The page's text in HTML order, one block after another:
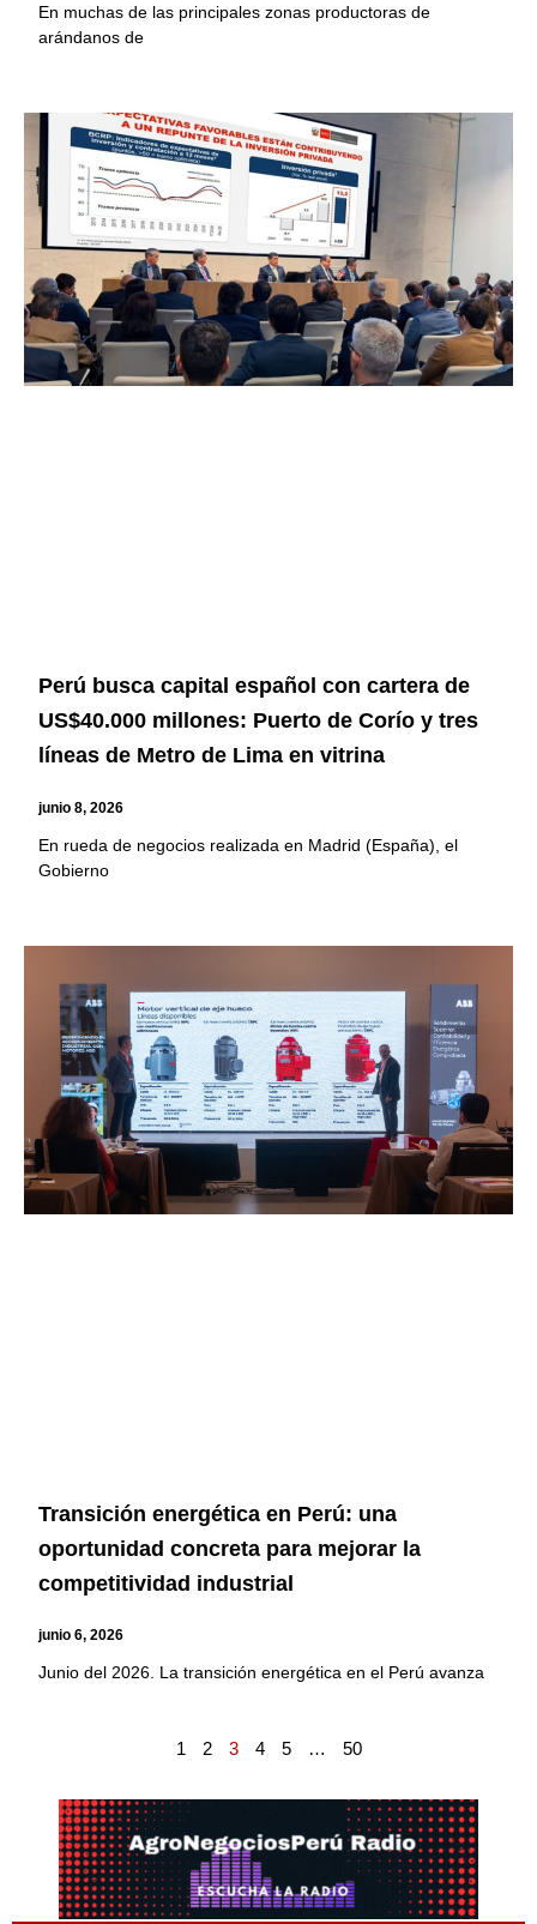
En muchas de las principales zonas productoras de
arándanos de
Perú busca capital español con cartera de
US$40.000 millones: Puerto de Corío y tres
líneas de Metro de Lima en vitrina
junio 8, 2026
En rueda de negocios realizada en Madrid (España), el
Gobierno
Transición energética en Perú: una
oportunidad concreta para mejorar la
competitividad industrial
junio 6, 2026
Junio del 2026. La transición energética en el Perú avanza
1 2 3 4 5 … 50